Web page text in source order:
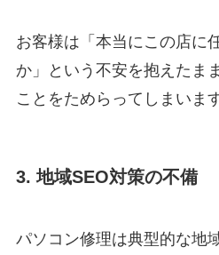
お客様は「本当にこの店に
か」という不安を抱えたま
ことをためらってしまいます
3. 地域SEO対策の不備
パソコン修理は典型的な地